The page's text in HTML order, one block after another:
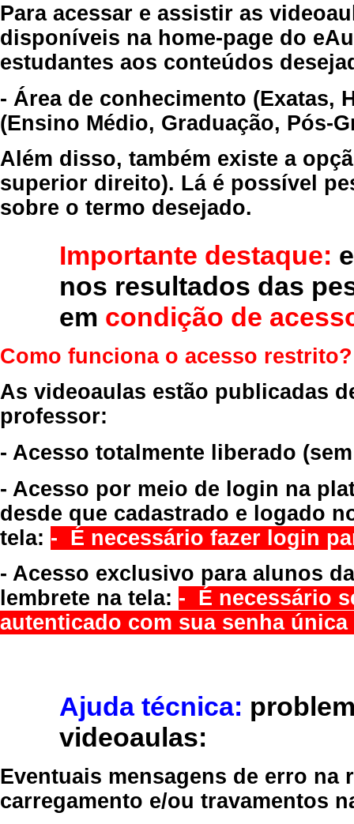
Para acessar e assistir as
disponíveis na home-page do
estudantes aos conteúdos
- Área de conhecimento (Exatas,
(Ensino Médio, Graduação, Pós-
Além disso, também existe a
superior direito). Lá é possível
sobre o termo desejado.
Importante destaque:
nos resultados das
em condição de
Como funciona o acesso restrito?
As videoaulas estão publicadas
professor:
- Acesso totalmente liberado
- Acesso por meio de login na
desde que cadastrado e logado
tela: - É necessário fazer login
- Acesso exclusivo para alunos
lembrete na tela: - É necessário
autenticado com sua senha
Ajuda técnica:
videoaulas:
Eventuais mensagens de erro
carregamento e/ou travamentos